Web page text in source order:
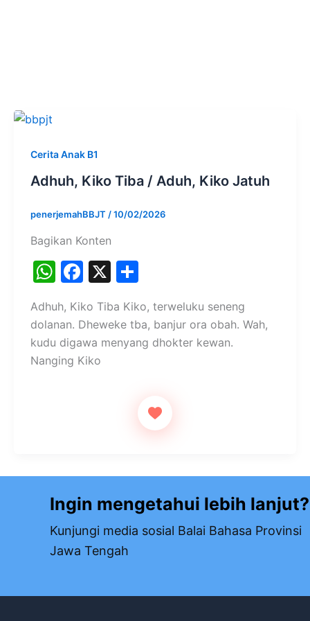
Cerita Anak B1
Adhuh, Kiko Tiba / Aduh, Kiko Jatuh
penerjemahBBJT /10/02/2026
Bagikan Konten
W
at
s
A
F
c
e
b
X
ar
e
Adhuh, Kiko Tiba Kiko, terweluku seneng
dolanan. Dheweke tba, banjur ora obah. Wah,
kudu digawa menyang dhokter kewan.
Nanging Kiko
Ingin mengetahui lebih lanjut?
Kunjungi media sosial Balai Bahasa Provinsi
Jawa Tengah